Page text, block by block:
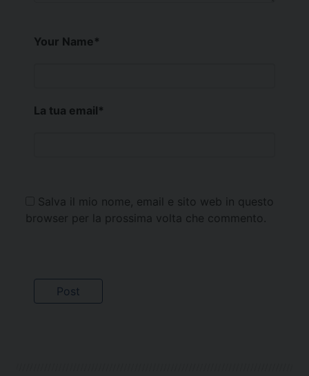
Your Name*
La tua email*
Salva il mio nome, email e sito web in questo
browser per la prossima volta che commento.